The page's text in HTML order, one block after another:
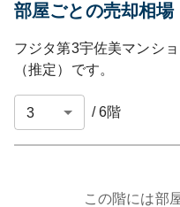
部屋ごとの売却相場
フジタ第3宇佐美マンシ
（推定）です。
/6階
この階には部